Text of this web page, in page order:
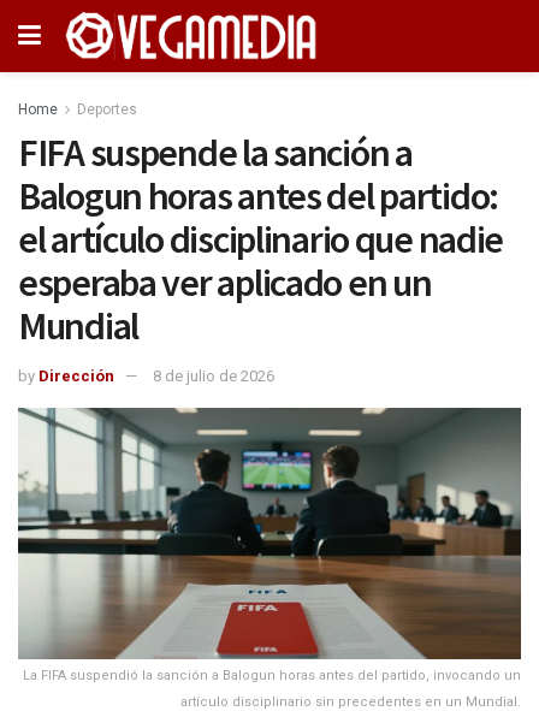
Home Deportes
FIFA suspende la sanción a
Balogun horas antes del partido:
el artículo disciplinario que nadie
esperaba ver aplicado en un
Mundial
by Dirección 8 de julio de 2026
La FIFA suspendió la sanción a Balogun horas antes del partido, invocando un
artículo disciplinario sin precedentes en un Mundial.